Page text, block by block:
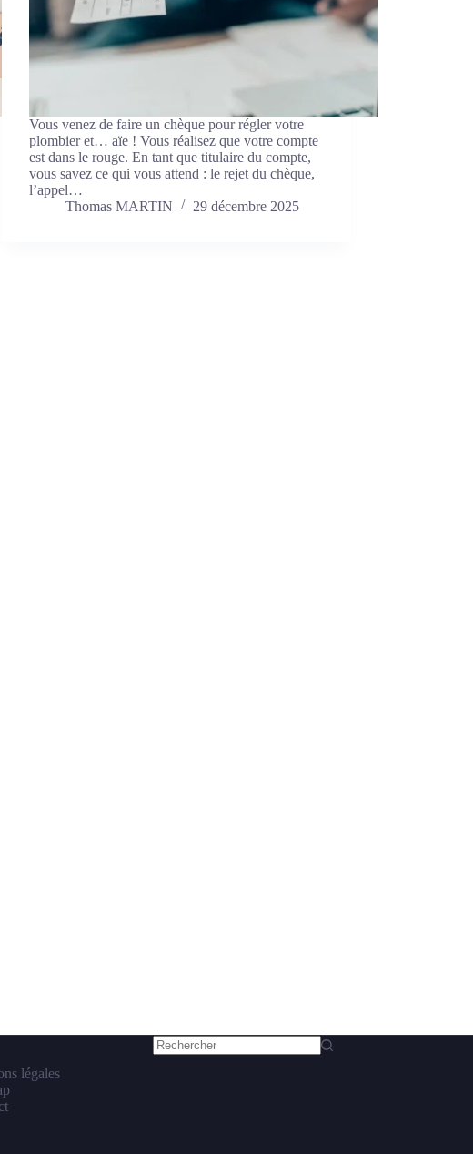
Vous venez de faire un chèque pour régler votre
plombier et… aïe ! Vous réalisez que votre compte
est dans le rouge. En tant que titulaire du compte,
vous savez ce qui vous attend : le rejet du chèque,
l’appel…
Thomas MARTIN
29 décembre 2025
légales